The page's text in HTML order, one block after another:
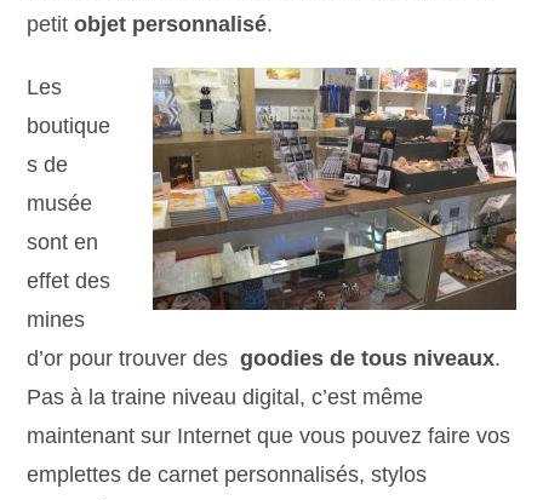
petitobjet personnalisé.
Les
boutique
s de
musée
sont en
effet des
mines
d’or pour trouver desgoodies de tous niveaux.
Pas à la traine niveau digital, c’est même
maintenant sur Internet que vous pouvez faire vos
emplettes de carnet personnalisés, stylos